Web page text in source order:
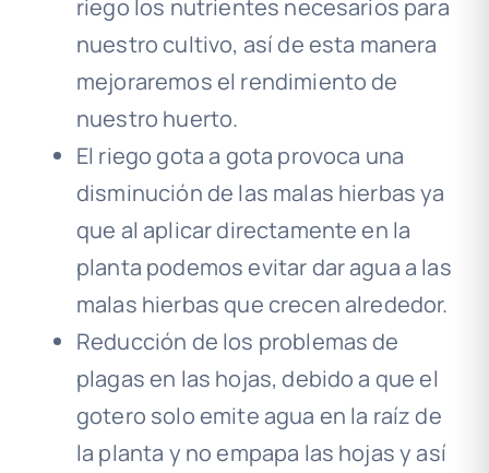
riego los nutrientes necesarios para
nuestro cultivo, así de esta manera
mejoraremos el rendimiento de
nuestro huerto.
El riego gota a gota provoca una
disminución de las malas hierbas ya
que al aplicar directamente en la
planta podemos evitar dar agua a las
malas hierbas que crecen alrededor.
Reducción de los problemas de
plagas en las hojas, debido a que el
gotero solo emite agua en la raíz de
la planta y no empapa las hojas y así